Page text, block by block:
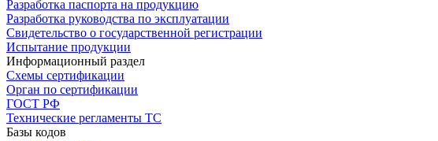
Разработка паспорта на продукцию
Разработка руководства по эксплуатации
Свидетельство о государственной регистрации
Испытание продукции
Информационный раздел
Схемы сертификации
Орган по сертификации
ГОСТ РФ
Технические регламенты ТС
Базы кодов